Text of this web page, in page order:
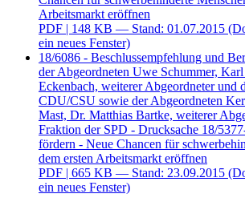
Arbeitsmarkt eröffnen
PDF | 148 KB — Stand: 01.07.2015
ein neues Fenster)
18/6086 - Beschlussempfehlung und
der Abgeordneten Uwe Schummer,
Eckenbach, weiterer Abgeordneter und
CDU/CSU sowie der Abgeordneten
Mast, Dr. Matthias Bartke, weiterer
Fraktion der SPD - Drucksache 18/
fördern - Neue Chancen für
dem ersten Arbeitsmarkt eröffnen
PDF | 665 KB — Stand: 23.09.2015
ein neues Fenster)